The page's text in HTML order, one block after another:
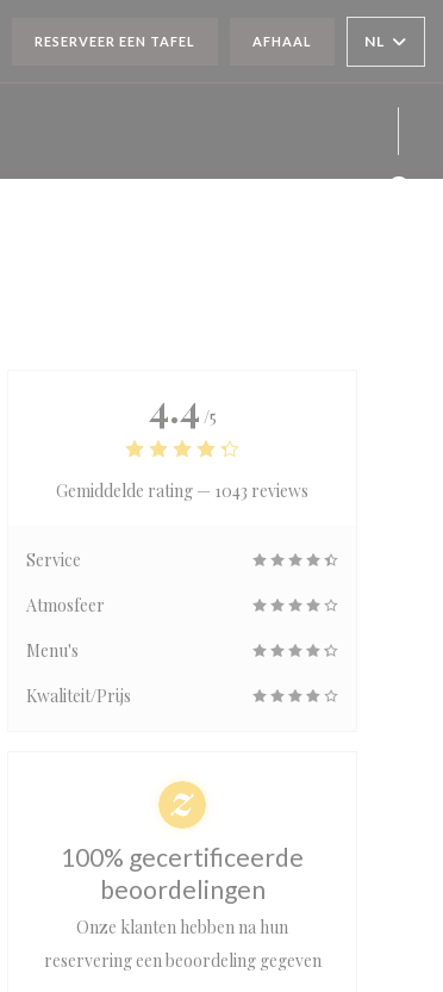
RESERVEER EEN TAFEL AFHAAL NL
4.4 /5
Gemiddelde rating — 1043 reviews
Service
Atmosfeer
Menu's
Kwaliteit/Prijs
100% gecertificeerde
beoordelingen
Onze klanten hebben na hun
reservering een beoordeling gegeven